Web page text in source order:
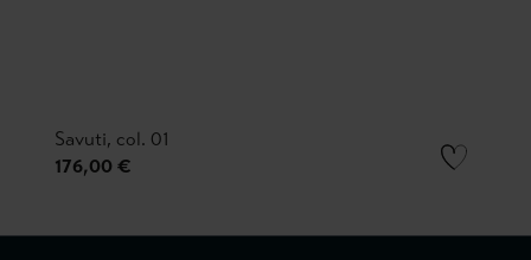
Savuti, col. 01
176,00 €